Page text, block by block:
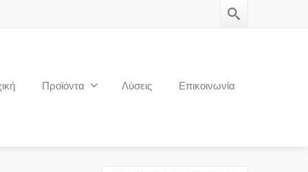
Προϊόντα Λύσεις Επικοινωνία